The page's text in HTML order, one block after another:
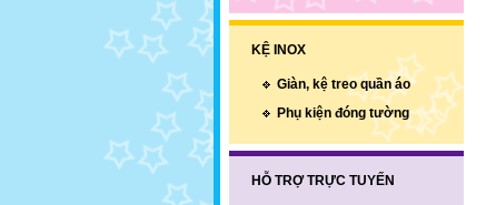
KỆ INOX
Giàn, kệ treo quần áo
Phụ kiện đóng tường
HỖ TRỢ TRỰC TUYẾN